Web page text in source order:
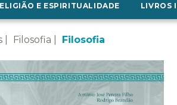
E ESPIRITUALIDADE LIVROS
Filosofia Filosofia